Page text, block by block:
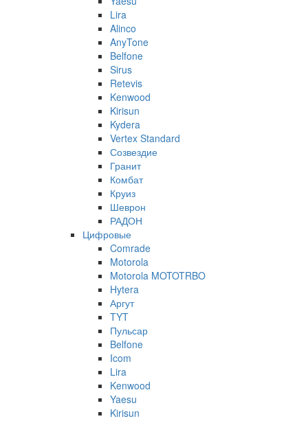
Lira
Alinco
AnyTone
Belfone
Sirus
Retevis
Kenwood
Kirisun
Kydera
Vertex Standard
Созвездие
Гранит
Комбат
Круиз
Шеврон
РАДОН
Цифровые
Comrade
Motorola
Motorola MOTOTRBO
Hytera
Аргут
TYT
Пульсар
Belfone
Icom
Lira
Kenwood
Yaesu
Kirisun